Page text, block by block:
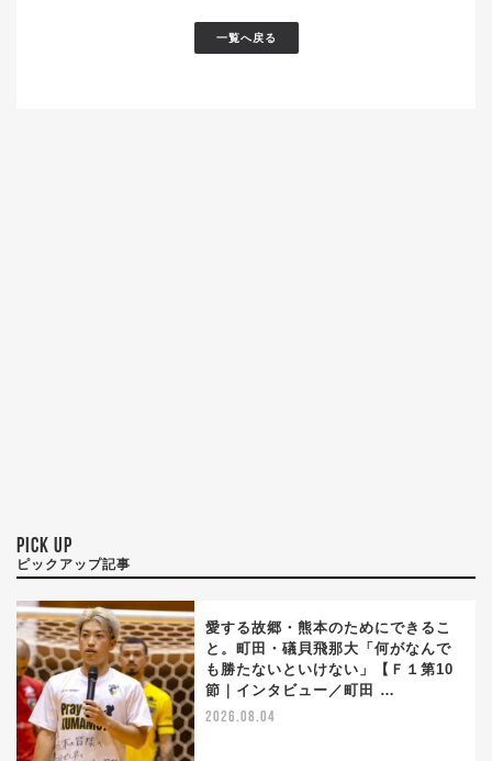
一覧へ戻る
PICK UP
ピックアップ記事
愛する故郷・熊本のためにできるこ
と。町田・礒貝飛那大「何がなんで
も勝たないといけない」【Ｆ１第10
節｜インタビュー／町田 …
2026.08.04